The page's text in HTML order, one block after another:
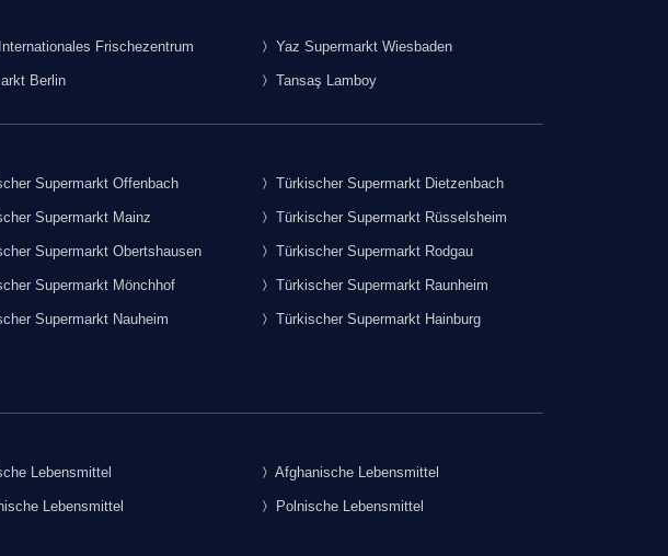
Frischezentrum Yaz Supermarkt Wiesbaden
Berlin Tansaş Lamboy
Supermarkt Offenbach Türkischer Supermarkt Dietzenbach
Supermarkt Mainz Türkischer Supermarkt Rüsselsheim
Supermarkt Obertshausen Türkischer Supermarkt Rodgau
Supermarkt Mönchhof Türkischer Supermarkt Raunheim
Supermarkt Nauheim Türkischer Supermarkt Hainburg
Lebensmittel Afghanische Lebensmittel
Lebensmittel Polnische Lebensmittel